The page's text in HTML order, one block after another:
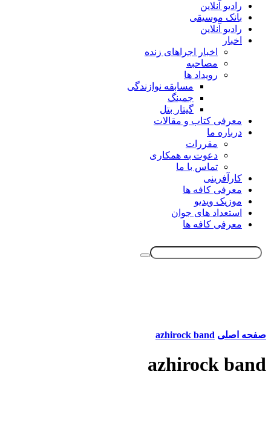
رادیو آنلاین
بانک موسیقی
رادیو آنلاین
اخبار
اخبار اجراهای زنده
مصاحبه
رویداد ها
مسابقه نوازندگی
جمینگ
گیتار بتل
معرفی کتاب و مقالات
درباره ما
مقررات
دعوت به همکاری
تماس با ما
کارآفرینی
معرفی کافه ها
موزیک ویدیو
استعداد های جوان
معرفی کافه ها
صفحه اصلی azhirock band
azhirock band